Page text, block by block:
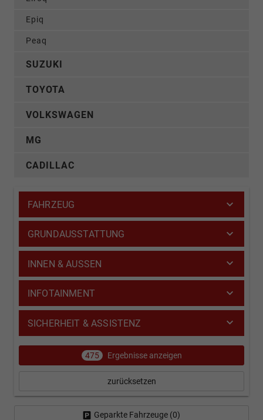
Epiq
Peaq
SUZUKI
TOYOTA
VOLKSWAGEN
MG
CADILLAC
FAHRZEUG
GRUNDAUSSTATTUNG
INNEN & AUSSEN
INFOTAINMENT
SICHERHEIT & ASSISTENZ
475 Ergebnisse anzeigen
zurücksetzen
Geparkte Fahrzeuge (0)